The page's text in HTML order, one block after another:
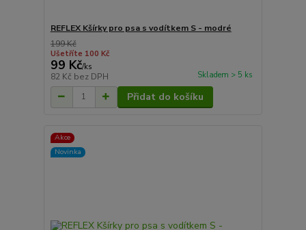
REFLEX Kšírky pro psa s vodítkem S - modré
199 Kč
Ušetříte 100 Kč
99 Kč/ks
82 Kč bez DPH Skladem > 5 ks
Přidat do košíku
Akce
Novinka